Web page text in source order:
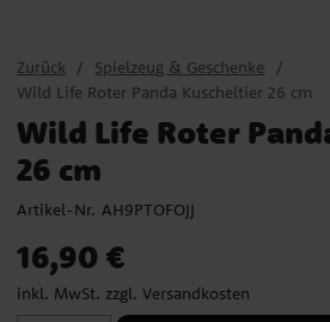
Zurück
Spielzeug & Geschenke
Wild Life Roter Panda Kuscheltier 26 cm
Wild Life Roter
26 cm
Artikel-Nr. AH9PTOFOJJ
Preis
:16,90 €
16,90 €
inkl. MwSt. zzgl. Versandkosten